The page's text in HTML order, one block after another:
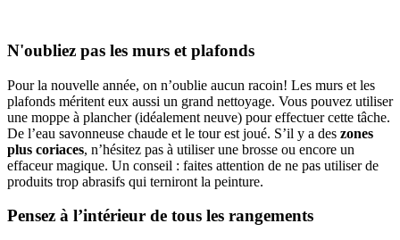
N'oubliez pas les murs et plafonds
Pour la nouvelle année, on n’oublie aucun racoin! Les murs et les
plafonds méritent eux aussi un grand nettoyage. Vous pouvez utiliser
une moppe à plancher (idéalement neuve) pour effectuer cette tâche.
De l’eau savonneuse chaude et le tour est joué. S’il y a des zones
plus coriaces, n’hésitez pas à utiliser une brosse ou encore un
effaceur magique. Un conseil : faites attention de ne pas utiliser de
produits trop abrasifs qui terniront la peinture.
Pensez à l’intérieur de tous les rangements